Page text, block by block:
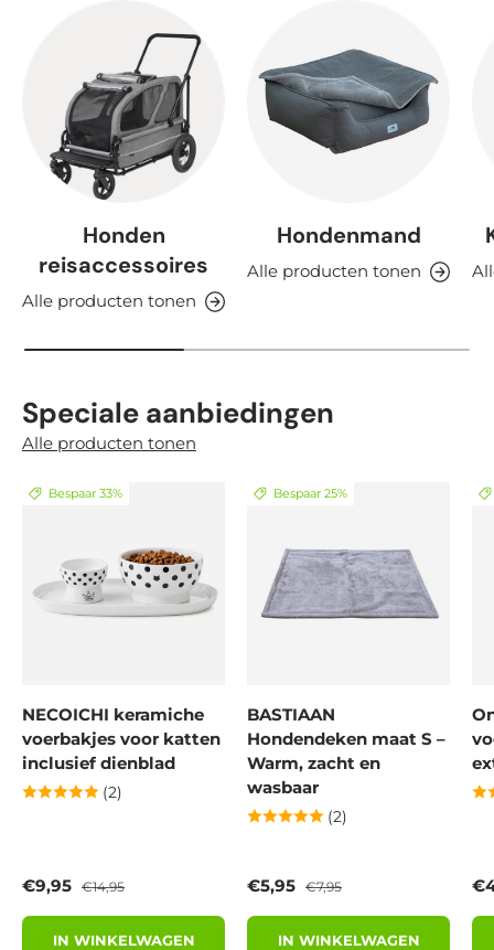
Honden
reisaccessoires
Alle producten tonen
Hondenmand
Alle producten tonen
Speciale aanbiedingen
Alle producten tonen
Bespaar 33%
NECOICHI keramiche
voerbakjes voor katten
inclusief dienblad
(2)
Verkoopprijs
€9,95 Reguliere prijs
€14,95
IN WINKELWAGEN
Bespaar 25%
BASTIAAN
Hondendeken maat S –
Warm, zacht en
wasbaar
(2)
Verkoopprijs
€5,95 Reguliere prijs
€7,95
IN WINKELWAGEN